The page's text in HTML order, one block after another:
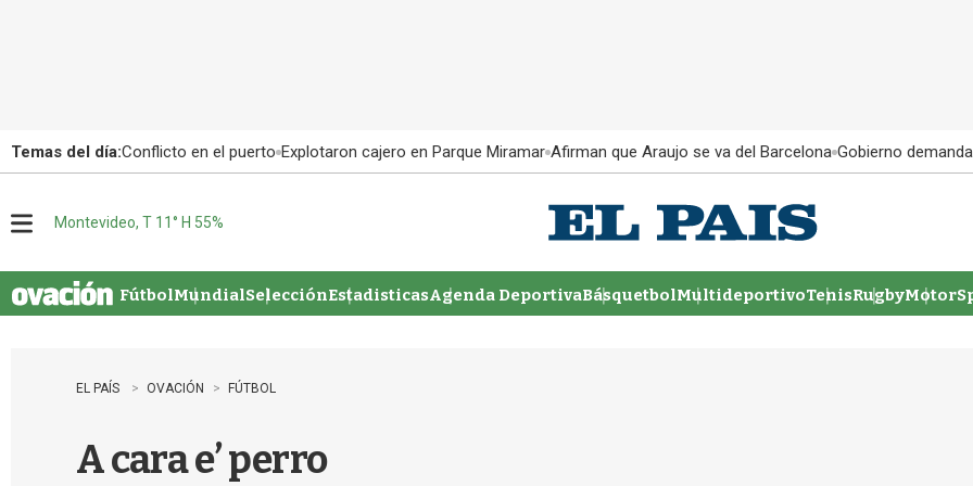
Temas del día:Conflicto en el puerto Explotaron cajero en Parque Miramar Afirman que Araujo se va del Barcelona Gobierno
u
Montevideo, T 11° H 55%
FútbolMundialSelecciónEstadisticasAgenda DeportivaBásquetbolMultideportivoTenisRugby
EL PAÍS OVACIÓN FÚTBOL
A cara e’ perro